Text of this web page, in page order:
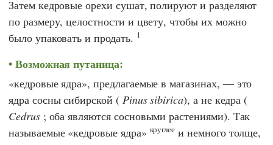
Затем кедровые орехи сушат, полируют и разделяют
по размеру, целостности и цвету, чтобы их можно
было упаковать и продать. 1
Возможная путаница:
«кедровые ядра», предлагаемые в магазинах, — это
ядра сосны сибирской ( Pinus sibirica), а не кедра (
Cedrus; оба являются сосновыми растениями). Так
называемые «кедровые ядра» круглее и немного толще,